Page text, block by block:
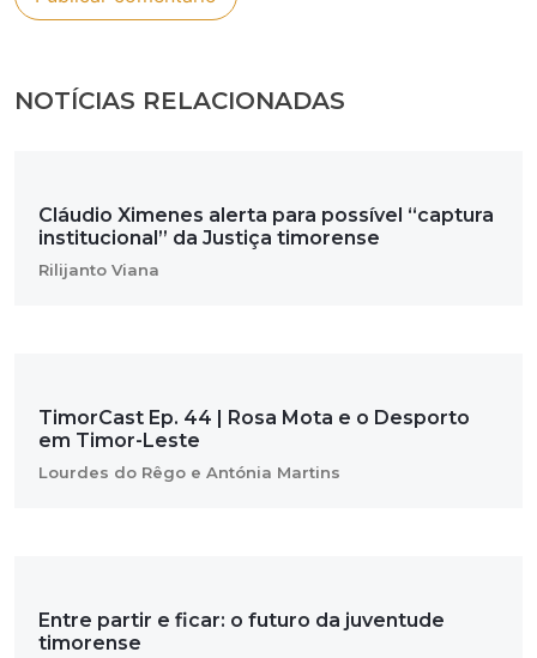
NOTÍCIAS RELACIONADAS
Cláudio Ximenes alerta para possível “captura
institucional” da Justiça timorense
Rilijanto Viana
TimorCast Ep. 44 | Rosa Mota e o Desporto
em Timor-Leste
Lourdes do Rêgo e Antónia Martins
Entre partir e ficar: o futuro da juventude
timorense